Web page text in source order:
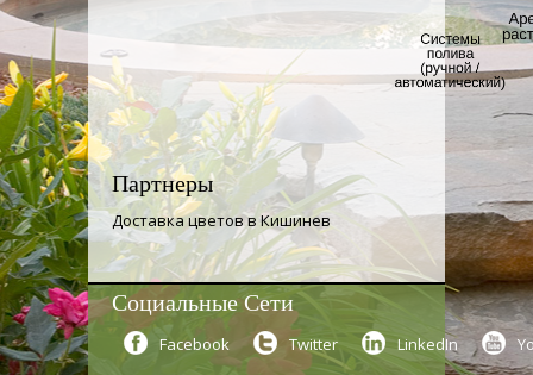
Партнеры
Доставка цветов в Кишинев
Социальные Сети
Facebook Twitter LinkedIn